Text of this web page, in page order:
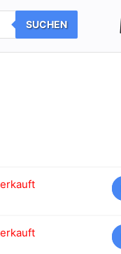
SUCHEN